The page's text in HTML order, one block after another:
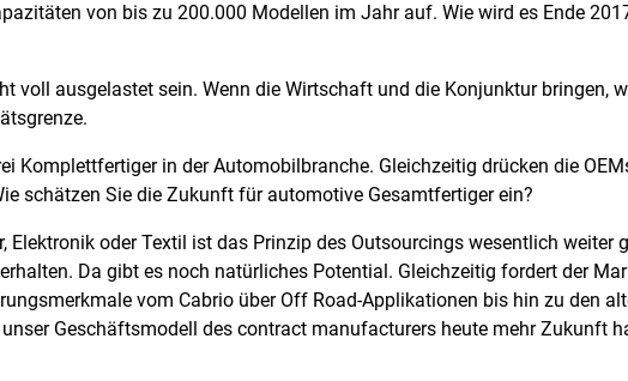
von bis zu 200.000 Modellen im Jahr auf. Wie wird es Ende
voll ausgelastet sein. Wenn die Wirtschaft und die Konjunktur bringen,
Komplettfertiger in der Automobilbranche. Gleichzeitig drücken die
schätzen Sie die Zukunft für automotive Gesamtfertiger ein?
Elektronik oder Textil ist das Prinzip des Outsourcings wesentlich weiter
Da gibt es noch natürliches Potential. Gleichzeitig fordert der
vom Cabrio über Off Road-Applikationen bis hin zu den
Geschäftsmodell des contract manufacturers heute mehr Zukunft